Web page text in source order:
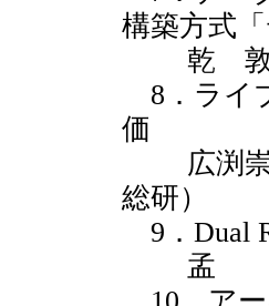
構築方式
乾 敦行
8．ライ
価
広渕崇
総研）
9．Dual
孟 林，